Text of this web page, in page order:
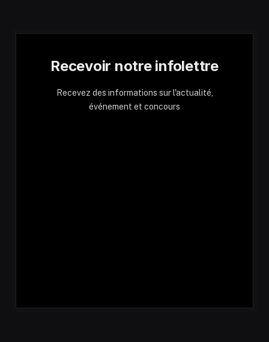
Recevoir notre infolettre
Recevez des informations sur l'actualité,
événement et concours